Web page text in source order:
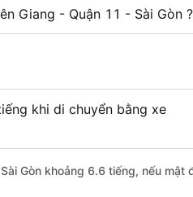
Giang - Quận 11 - Sài Gòn ?
khi di chuyển bằng xe
Gòn khoảng 6.6 tiếng, nếu mật